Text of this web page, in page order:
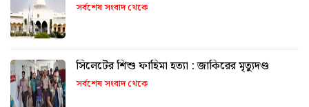
সর্বশেষ সংবাদ থেকে
সিলেটের শিশু ফাহিমা হত্যা : জাকিরের মৃত্যুদণ্ড
সর্বশেষ সংবাদ থেকে